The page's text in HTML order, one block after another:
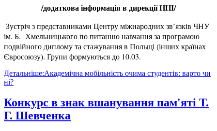
/додаткова інформація в дирекції ННІ/
Зустріч з представниками Центру міжнародних зв’язків ЧНУ
ім. Б. Хмельницького по питанню навчання за програмою
подвійного диплому та стажування в Польщі (інших країнах
Євросоюзу). Групи формуються до 10.03.
Детальніше:Академічна мобільність очима студентів: варто чи
ні?
Конкурс в знак вшанування пам'яті Т.
Г. Шевченка